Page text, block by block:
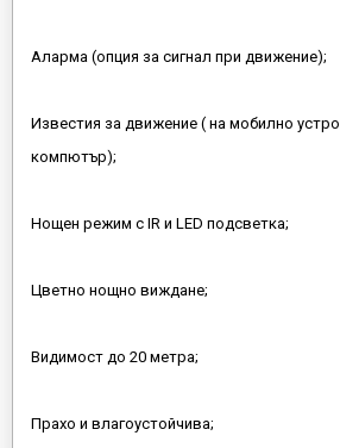
Аларма (опция за сигнал при движение);
Известия за движение ( на мобилно
компютър);
Нощен режим с IR и LED подсветка;
Цветно нощно виждане;
Видимост до 20 метра;
Прахо и влагоустойчива;